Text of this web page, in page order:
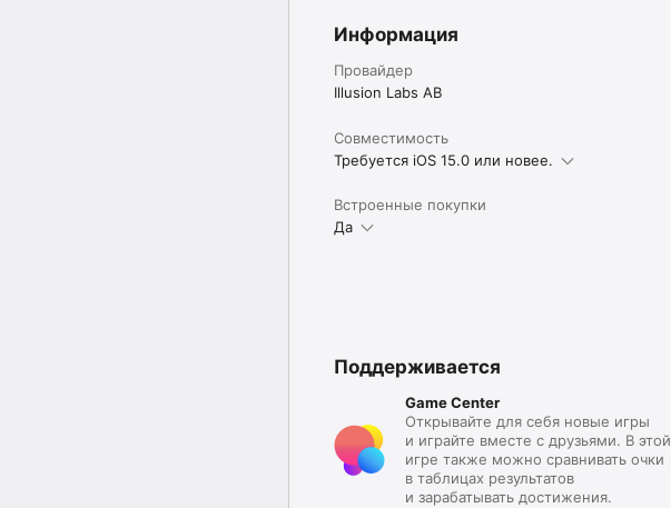
Информация
Провайдер
Illusion Labs AB
Совместимость
Требуется iOS 15.0 или новее.
Встроенные покупки
Да
Поддерживается
Game Center
Открывайте для себя новые игры
и играйте вместе с друзьями. В этой
игре также можно сравнивать очки
в таблицах результатов
и зарабатывать достижения.